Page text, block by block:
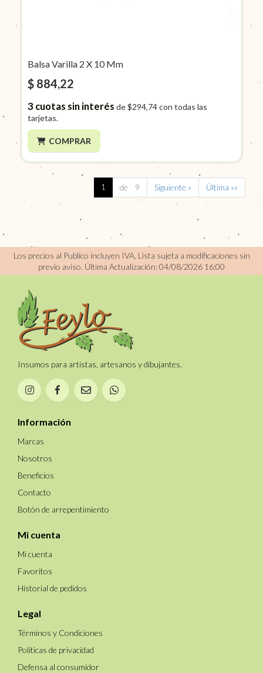
Balsa Varilla 2 X 10 Mm
$ 884,22
3cuotas sin interés de$294,74con todas las
tarjetas.
COMPRAR
1 de 9 Siguiente » Última »»
Los precios al Publico incluyen IVA, Lista sujeta a modificaciones sin
previo aviso. Última Actualización: 04/08/2026 16:00
Insumos para artistas, artesanos y dibujantes.
Información
Marcas
Nosotros
Beneficios
Contacto
Botón de arrepentimiento
Mi cuenta
Mi cuenta
Favoritos
Historial de pedidos
Legal
Términos y Condiciones
Políticas de privacidad
Defensa al consumidor